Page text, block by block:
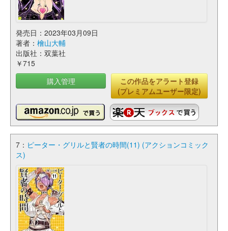
発売日：2023年03月09日
著者： 檜山大輔
出版社：双葉社
￥715
購入管理
この作品をアラート登録
(プレミアムユーザー限定)
7： ピーター・グリルと賢者の時間(11) (アクションコミック
ス)